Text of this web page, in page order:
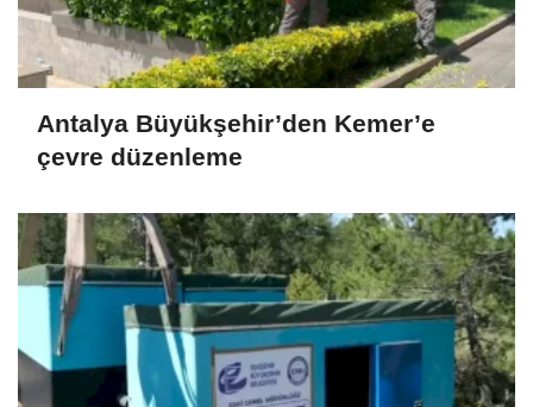
Antalya Büyükşehir’den Kemer’e
çevre düzenleme